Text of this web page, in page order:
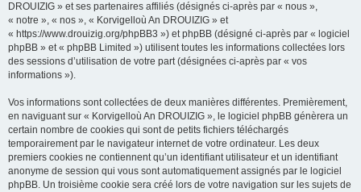
DROUIZIG » et ses partenaires affiliés (désignés ci-après par « nous »,
« notre », « nos », « Korvigelloù An DROUIZIG » et
« https://www.drouizig.org/phpBB3 ») et phpBB (désigné ci-après par « logiciel
phpBB » et « phpBB Limited ») utilisent toutes les informations collectées lors
des sessions d’utilisation de votre part (désignées ci-après par « vos
informations »).
Vos informations sont collectées de deux manières différentes. Premièrement,
en naviguant sur « Korvigelloù An DROUIZIG », le logiciel phpBB génèrera un
certain nombre de cookies qui sont de petits fichiers téléchargés
temporairement par le navigateur internet de votre ordinateur. Les deux
premiers cookies ne contiennent qu’un identifiant utilisateur et un identifiant
anonyme de session qui vous sont automatiquement assignés par le logiciel
phpBB. Un troisième cookie sera créé lors de votre navigation sur les sujets de